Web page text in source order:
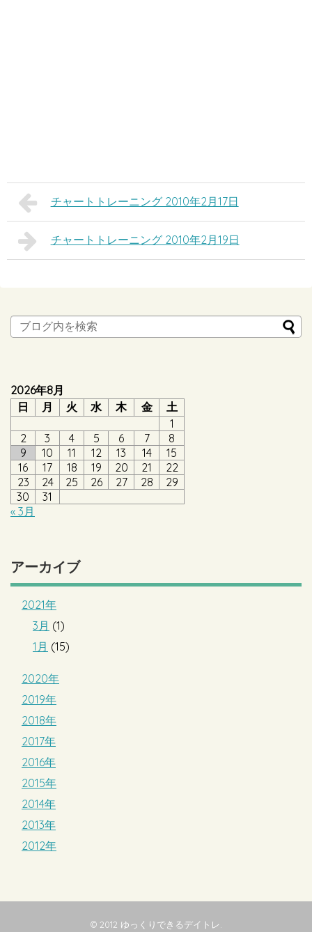
チャートトレーニング 2010年2月17日
チャートトレーニング 2010年2月19日
2026年8月
日
月 火 水 木 金
土
1
2
3 4 5 6 7
8
9
10 11 12 13 14
15
16
17 18 19 20 21
22
23
24 25 26 27 28
29
30
31
« 3月
アーカイブ
2021年
3月 (1)
1月 (15)
2020年
2019年
2018年
2017年
2016年
2015年
2014年
2013年
2012年
© 2012 ゆっくりできるデイトレ